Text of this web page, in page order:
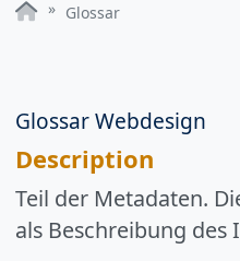
Glossar
Glossar Webdesign
Description
Teil der Metadaten.
als Beschreibung des